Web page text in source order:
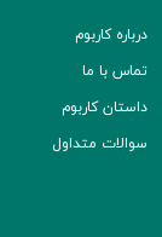
درباره کاربوم
تماس با ما
داستان کاربوم
سوالات متداول